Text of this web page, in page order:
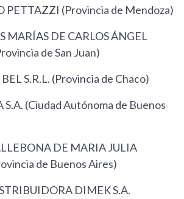
PETTAZZI (Provincia de Mendoza)
MARÍAS DE CARLOS ÁNGEL
de San Juan)
S.R.L. (Provincia de Chaco)
S.A. (Ciudad Autónoma de Buenos
DE MARIA JULIA
de Buenos Aires)
DIMEK S.A.